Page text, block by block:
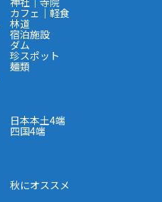
カフェ｜軽食
林道
宿泊施設
ダム
珍スポット
麺類
日本本土4端
四国4端
秋にオススメ